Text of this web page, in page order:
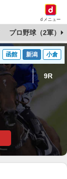
dメニュー
プロ野球（2軍）
函館 新潟 小倉
9R